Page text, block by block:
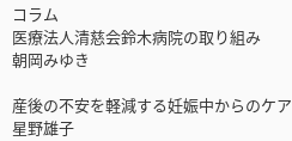
コラム
医療法人清慈会鈴木病院の取り組み
朝岡みゆき
産後の不安を軽減する妊娠中からのケア
星野雄子